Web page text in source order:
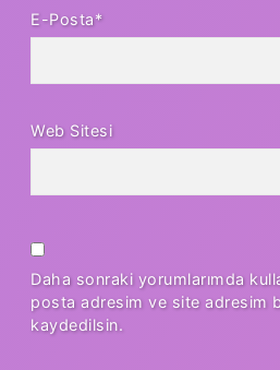
E-Posta*
Web Sitesi
Daha sonraki yorumlarımda
posta adresim ve site adresim
kaydedilsin.